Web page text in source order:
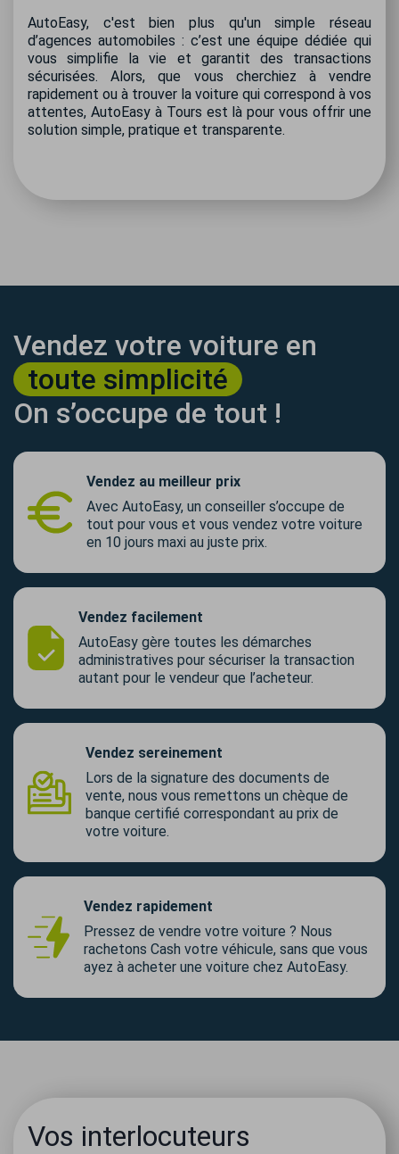
AutoEasy, c'est bien plus qu'un simple réseau
d’agences automobiles : c’est une équipe dédiée qui
vous simplifie la vie et garantit des transactions
sécurisées. Alors, que vous cherchiez à vendre
rapidement ou à trouver la voiture qui correspond à vos
attentes, AutoEasy à Tours est là pour vous offrir une
solution simple, pratique et transparente.
Vendez votre voiture en
toute simplicité
On s’occupe de tout !
Vendez au meilleur prix
Avec AutoEasy, un conseiller s’occupe de
tout pour vous et vous vendez votre voiture
en 10 jours maxi au juste prix.
Vendez facilement
AutoEasy gère toutes les démarches
administratives pour sécuriser la transaction
autant pour le vendeur que l’acheteur.
Vendez sereinement
Lors de la signature des documents de
vente, nous vous remettons un chèque de
banque certifié correspondant au prix de
votre voiture.
Vendez rapidement
Pressez de vendre votre voiture ? Nous
rachetons Cash votre véhicule, sans que vous
ayez à acheter une voiture chez AutoEasy.
Vos interlocuteurs